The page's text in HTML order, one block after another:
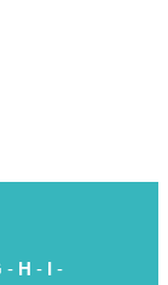
- H - I -